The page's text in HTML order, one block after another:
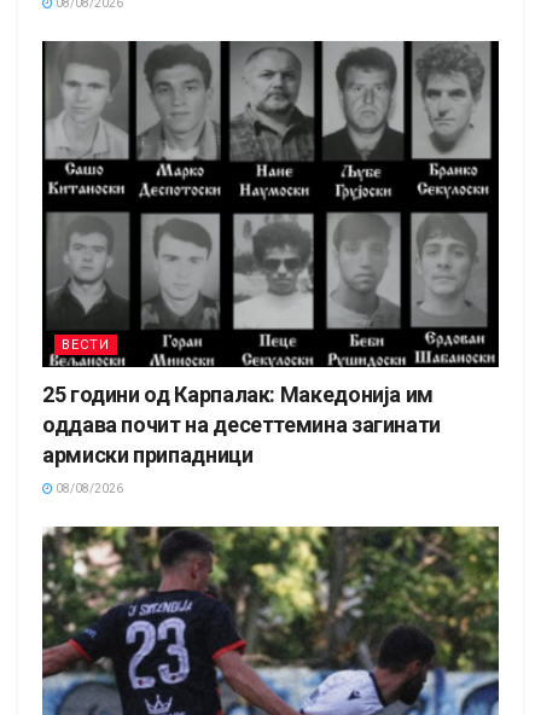
08/08/2026
ВЕСТИ
25 години од Карпалак: Македонија им
оддава почит на десеттемина загинати
армиски припадници
08/08/2026